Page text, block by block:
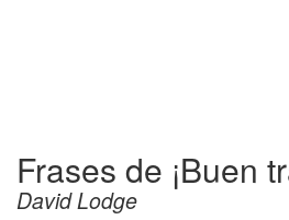
Frases de ¡Buen
David Lodge